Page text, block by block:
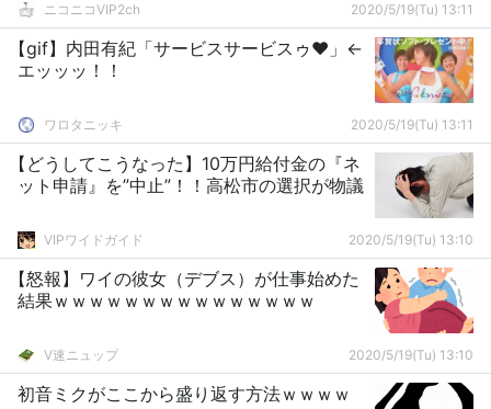
ニコニコVIP2ch 2020/5/19(Tu) 13:11
【gif】内田有紀「サービスサービスゥ❤」←
エッッッ！！
ワロタニッキ 2020/5/19(Tu) 13:11
【どうしてこうなった】10万円給付金の『ネ
ット申請』を”中止”！！高松市の選択が物議
VIPワイドガイド 2020/5/19(Tu) 13:10
【怒報】ワイの彼女（デブス）が仕事始めた
結果ｗｗｗｗｗｗｗｗｗｗｗｗｗｗｗ
V速ニュップ 2020/5/19(Tu) 13:10
初音ミクがここから盛り返す方法ｗｗｗｗ